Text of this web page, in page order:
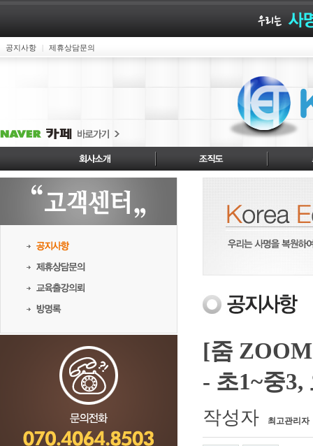
공지사항 제휴상담문의
[줌
- 초1~중
작성자 최고관리자